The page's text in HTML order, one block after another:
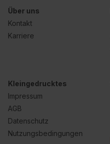
Über uns
Kontakt
Karriere
Kleingedrucktes
Impressum
AGB
Datenschutz
Nutzungsbedingungen